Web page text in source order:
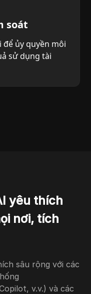
soát
ủy quyền môi
sử dụng tài
yêu thích
nơi, tích
sâu rộng với các
v.v.) và các